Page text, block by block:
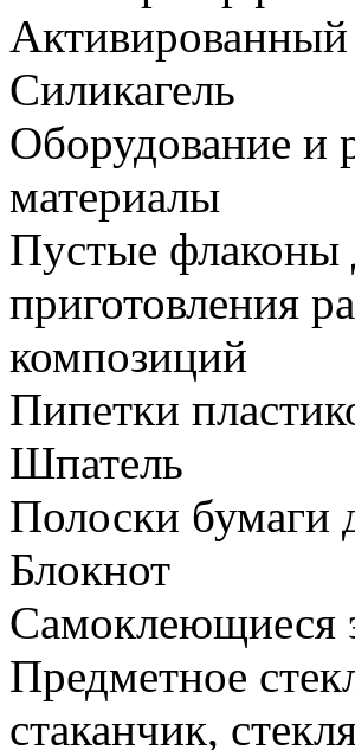
Активированный
Силикагель
Оборудование и
материалы
Пустые флаконы
приготовления
композиций
Пипетки
Шпатель
Полоски бумаги
Блокнот
Самоклеющиеся
Предметное
стаканчик,